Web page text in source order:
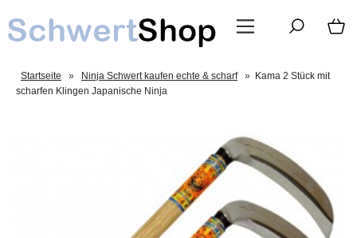
Startseite » Ninja Schwert kaufen echte & scharf » Kama 2 Stück mit
scharfen Klingen Japanische Ninja